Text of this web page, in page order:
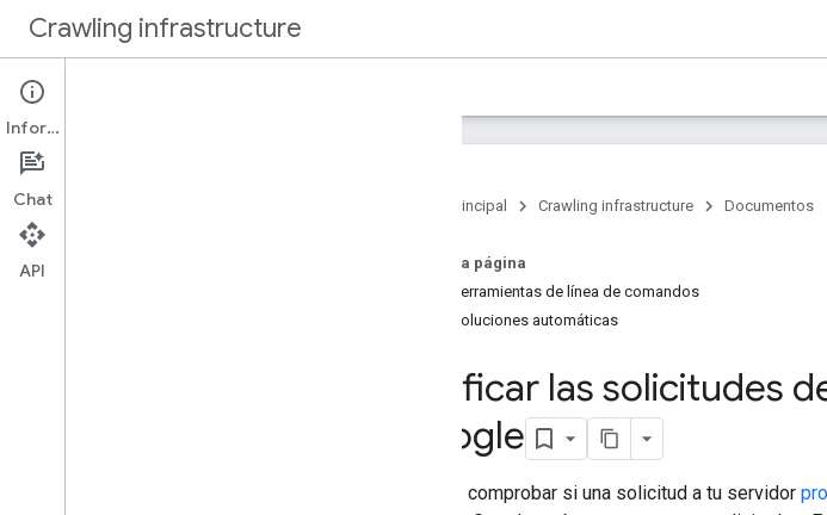
Crawling infrastructure
Introducción
Cómo
Verificar solicitudes de Google
Página principal Crawling infrastructure Documentos
En esta página
Usar herramientas de línea de comandos
Usar soluciones automáticas
Verificar las solicitudes
Google
Puedes comprobar si una solicitud a tu servidor
Información
Chat
API